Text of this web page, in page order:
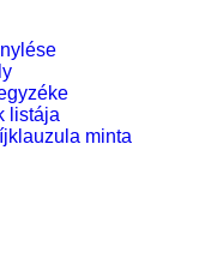
listája
minta